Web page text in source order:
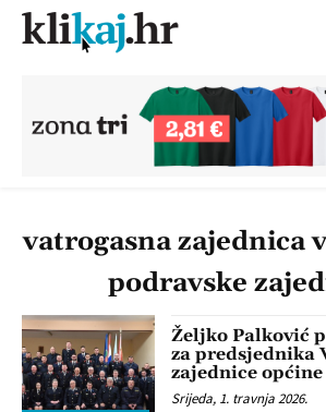
vatrogasna zajednica
podravske
Željko Palković
za predsjednika
zajednice
Srijeda, 1. travnja 2026.